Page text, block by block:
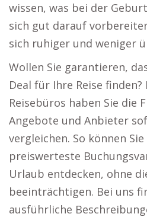
wissen, was bei der
sich gut darauf
sich ruhiger und weniger
Wollen Sie garantieren,
Deal für Ihre Reise
Reisebüros haben Sie die
Angebote und Anbieter
vergleichen. So können
preiswerteste
Urlaub entdecken, ohne
beeinträchtigen. Bei uns
ausführliche